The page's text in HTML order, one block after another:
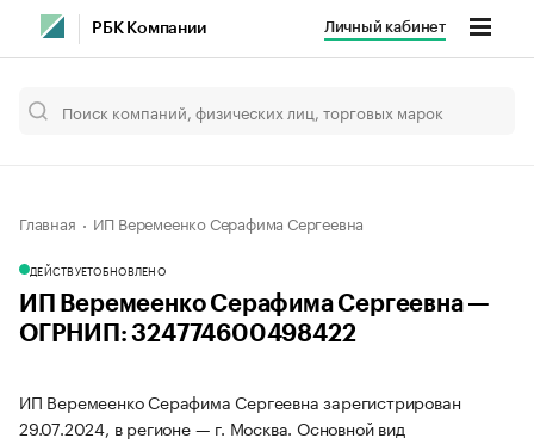
РБК Компании Личный кабинет
Главная ИП Веремеенко Серафима Сергеевна
ДЕЙСТВУЕТОБНОВЛЕНО
ИП Веремеенко Серафима Сергеевна —
ОГРНИП: 324774600498422
ИП Веремеенко Серафима Сергеевна зарегистрирован
29.07.2024, в регионе — г. Москва. Основной вид